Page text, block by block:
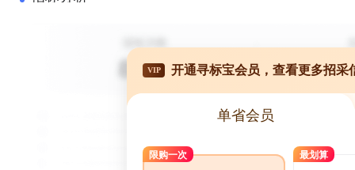
VIP 开通寻标宝会员，查看更多招采
单省会员
限购一次 最划算